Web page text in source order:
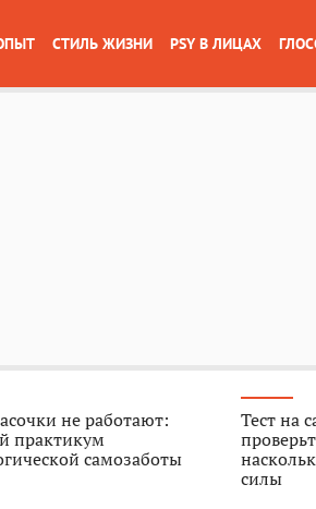
СТИЛЬ ЖИЗНИ PSY В ЛИЦАХ
не работают:
практикум
самозаботы
Тест на
силы